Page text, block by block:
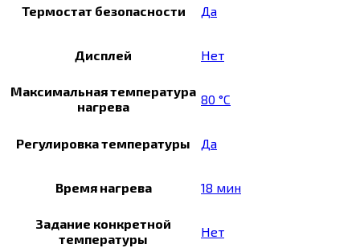
Термостат безопасности Да
Дисплей Нет
Максимальная температура
нагрева
80 °C
Регулировка температуры Да
Время нагрева 18 мин
Задание конкретной
температуры
Нет